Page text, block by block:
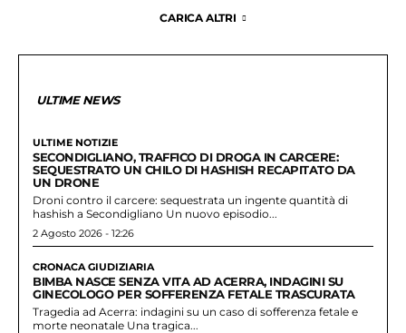
CARICA ALTRI
ULTIME NEWS
ULTIME NOTIZIE
SECONDIGLIANO, TRAFFICO DI DROGA IN CARCERE:
SEQUESTRATO UN CHILO DI HASHISH RECAPITATO DA
UN DRONE
Droni contro il carcere: sequestrata un ingente quantità di
hashish a Secondigliano Un nuovo episodio...
2 Agosto 2026 - 12:26
CRONACA GIUDIZIARIA
BIMBA NASCE SENZA VITA AD ACERRA, INDAGINI SU
GINECOLOGO PER SOFFERENZA FETALE TRASCURATA
Tragedia ad Acerra: indagini su un caso di sofferenza fetale e
morte neonatale Una tragica...